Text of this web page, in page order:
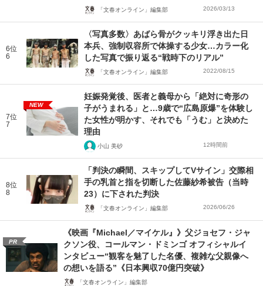
「文春オンライン」編集部 2026/03/13
6位
6
〈写真多数〉あばら骨がクッキリ浮き出た日
本兵、強制収容所で体操する少女…カラー化
した写真で振り返る“戦時下のリアル”
「文春オンライン」編集部 2022/08/15
7位
7
NEW
妊娠発覚後、医者と義母から「絶対に奇形の
子がうまれる」と…9歳で“広島原爆”を体験し
た女性が明かす、それでも「うむ」と決めた
理由
小山 美砂 12時間前
8位
8
「判決の瞬間、スキップしてVサイン」交際相
手の乳首と指を切断した佐藤紗希被告（当時
23）に下された判決
「文春オンライン」編集部 2026/06/26
PR
《映画『Michael／マイケル』》父ジョセフ・ジャ
クソン役、コールマン・ドミンゴ オフィシャルイ
ンタビュー“観客を魅了した名優、複雑な父親像へ
の想いを語る”《日本興収70億円突破》
「文春オンライン」編集部